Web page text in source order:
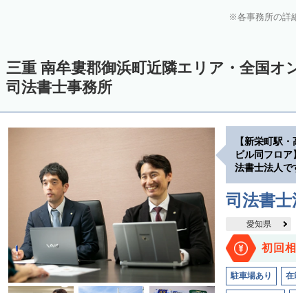
各事務所の詳
三重 南牟婁郡御浜町近隣エリア・全国オ
司法書士事務所
【新栄町駅
ビル同フロ
法書士法人で
司法書
愛知県
初回
駐車場あり 在